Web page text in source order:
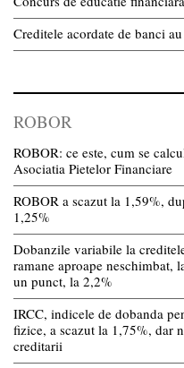
Creditele acordate de banci
ROBOR
ROBOR: ce este, cum se
Asociatia Pietelor Financiare
ROBOR a scazut la 1,59%,
1,25%
Dobanzile variabile la
ramane aproape neschimbat,
un punct, la 2,2%
IRCC, indicele de dobanda
fizice, a scazut la 1,75%, dar
creditarii